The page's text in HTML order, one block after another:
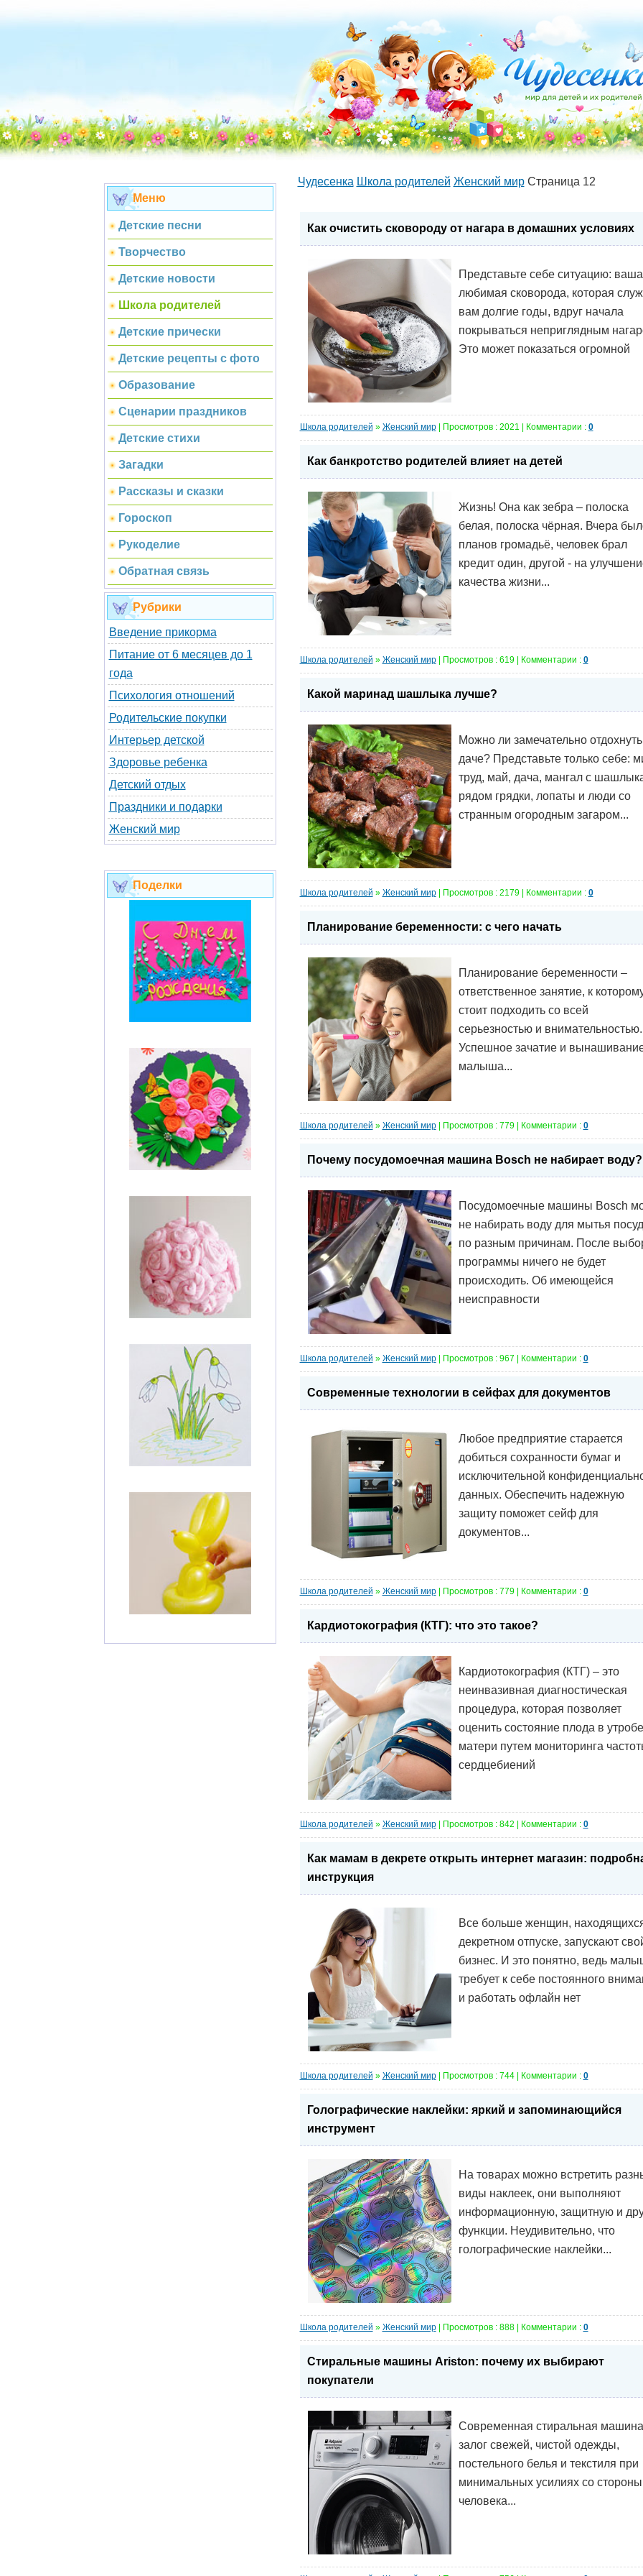
Меню
Детские песни
Творчество
Детские новости
Школа родителей
Детские прически
Детские рецепты с фото
Образование
Сценарии праздников
Детские стихи
Загадки
Рассказы и сказки
Гороскоп
Рукоделие
Обратная связь
Рубрики
Введение прикорма
Питание от 6 месяцев до 1
года
Психология отношений
Родительские покупки
Интерьер детской
Здоровье ребенка
Детский отдых
Праздники и подарки
Женский мир
Поделки
Чудесенка Школа родителей Женский мирСтраница 12
Как очистить сковороду от нагара в домашних условиях
Представьте себе ситуацию: ваша
любимая сковорода, которая
вам долгие годы, вдруг начала
покрываться неприглядным
Это может показаться огромной
Школа родителей » Женский мир| Просмотров : 2021 | Комментарии : 0
Как банкротство родителей влияет на детей
Жизнь! Она как зебра – полоска
белая, полоска чёрная. Вчера
планов громадьё, человек брал
кредит один, другой - на
качества жизни...
Школа родителей » Женский мир| Просмотров : 619 | Комментарии : 0
Какой маринад шашлыка лучше?
Можно ли замечательно
даче? Представьте только себе:
труд, май, дача, мангал с
рядом грядки, лопаты и люди со
странным огородным загаром...
Школа родителей » Женский мир| Просмотров : 2179 | Комментарии : 0
Планирование беременности: с чего начать
Планирование беременности –
ответственное занятие, к
стоит подходить со всей
серьезностью и внимательностью.
Успешное зачатие и
малыша...
Школа родителей » Женский мир| Просмотров : 779 | Комментарии : 0
Почему посудомоечная машина Bosch не набирает воду?
Посудомоечные машины Bosch
не набирать воду для мытья
по разным причинам. После
программы ничего не будет
происходить. Об имеющейся
неисправности
Школа родителей » Женский мир| Просмотров : 967 | Комментарии : 0
Современные технологии в сейфах для документов
Любое предприятие старается
добиться сохранности бумаг и
исключительной
данных. Обеспечить надежную
защиту поможет сейф для
документов...
Школа родителей » Женский мир| Просмотров : 779 | Комментарии : 0
Кардиотокография (КТГ): что это такое?
Кардиотокография (КТГ) – это
неинвазивная диагностическая
процедура, которая позволяет
оценить состояние плода в утробе
матери путем мониторинга
сердцебиений
Школа родителей » Женский мир| Просмотров : 842 | Комментарии : 0
Как мамам в декрете открыть интернет магазин:
инструкция
Все больше женщин,
декретном отпуске, запускают
бизнес. И это понятно, ведь
требует к себе постоянного
и работать офлайн нет
Школа родителей » Женский мир| Просмотров : 744 | Комментарии : 0
Голографические наклейки: яркий и запоминающийся
инструмент
На товарах можно встретить
виды наклеек, они выполняют
информационную, защитную и
функции. Неудивительно, что
голографические наклейки...
Школа родителей » Женский мир| Просмотров : 888 | Комментарии : 0
Стиральные машины Ariston: почему их выбирают
покупатели
Современная стиральная машина
залог свежей, чистой одежды,
постельного белья и текстиля при
минимальных усилиях со стороны
человека...